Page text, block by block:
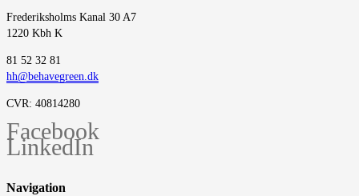
Frederiksholms Kanal 30 A7
1220 Kbh K
‭81 52 32 81‬
hh@behavegreen.dk
CVR: 40814280
Facebook
LinkedIn
Navigation